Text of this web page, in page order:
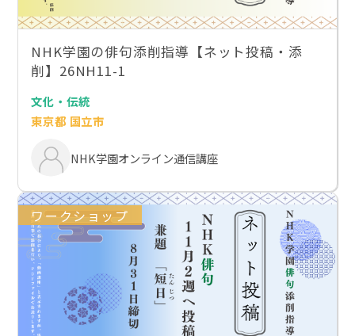
NHK学園の俳句添削指導【ネット投稿・添
削】26NH11-1
文化・伝統
東京都 国立市
NHK学園オンライン通信講座
ワークショップ